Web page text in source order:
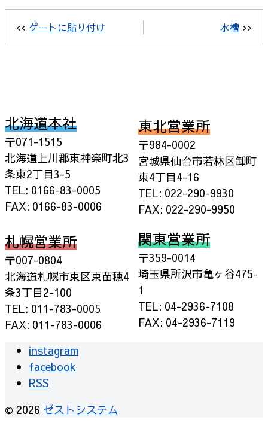
<< ゲートに貼り付け 水槽 >>
北海道本社
〒071-1515
北海道上川郡東神楽町北3
条東2丁目3-5
TEL: 0166-83-0005
FAX: 0166-83-0006
札幌営業所
〒007-0804
北海道札幌市東区東苗穂4
条3丁目2-100
TEL: 011-783-0005
FAX: 011-783-0006
東北営業所
〒984-0002
宮城県仙台市若林区卸町
東4丁目4-16
TEL: 022-290-9930
FAX: 022-290-9950
関東営業所
〒359-0014
埼玉県所沢市亀ヶ谷475-
1
TEL: 04-2936-7108
FAX: 04-2936-7119
instagram
facebook
RSS
© 2026 ゼストシステム